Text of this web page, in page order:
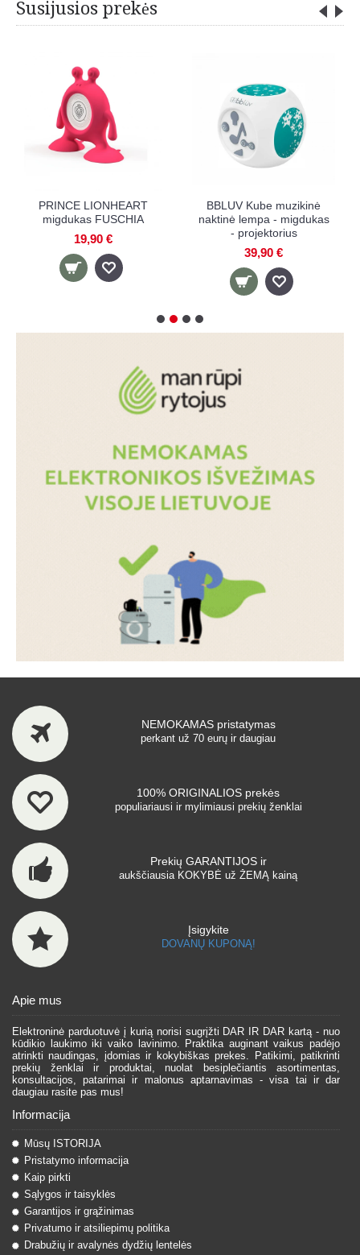
Susijusios prekės
BBLUV Kube muzikinė
naktinė lempa - migdukas
- projektorius
39,90 €
BENSON naktinė lemputė
su jutikliu, pasukama
360°
4,90 €
NEMOKAMAS pristatymas
perkant už 70 eurų ir daugiau
100% ORIGINALIOS prekės
populiariausi ir mylimiausi prekių ženklai
Prekių GARANTIJOS ir
aukščiausia KOKYBĖ už ŽEMĄ kainą
Įsigykite
DOVANŲ KUPONĄ!
Apie mus
Elektroninė parduotuvė į kurią norisi sugrįžti DAR IR DAR kartą - nuo
kūdikio laukimo iki vaiko lavinimo. Praktika auginant vaikus padėjo
atrinkti naudingas, įdomias ir kokybiškas prekes. Patikimi, patikrinti
prekių ženklai ir produktai, nuolat besiplečiantis asortimentas,
konsultacijos, patarimai ir malonus aptarnavimas - visa tai ir dar
daugiau rasite pas mus!
Informacija
Mūsų ISTORIJA
Pristatymo informacija
Kaip pirkti
Sąlygos ir taisyklės
Garantijos ir grąžinimas
Privatumo ir atsiliepimų politika
Drabužių ir avalynės dydžių lentelės